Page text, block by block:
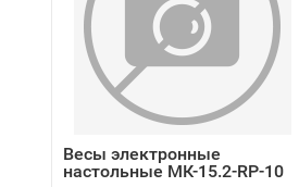
Весы электронные
настольные МК-15.2-RP-10